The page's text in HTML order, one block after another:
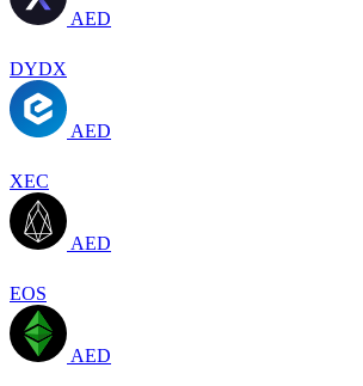
AED
DYDX
AED
XEC
AED
EOS
AED